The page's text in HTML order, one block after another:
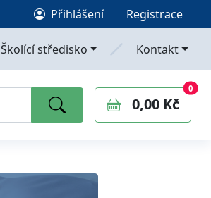
Přihlášení Registrace
Školící středisko Kontakt
0,00 Kč
0
0